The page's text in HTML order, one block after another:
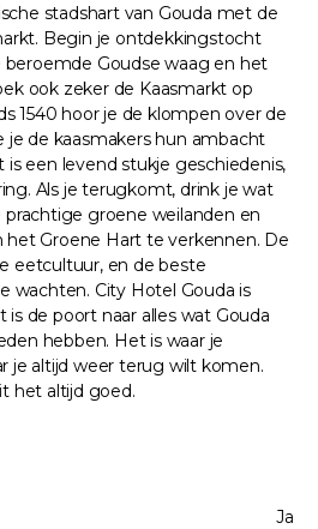
stadshart van Gouda met de
Begin je ontdekkingstocht
Goudse waag en het
ook zeker de Kaasmarkt op
1540 hoor je de klompen over de
je de kaasmakers hun ambacht
een levend stukje geschiedenis,
Als je terugkomt, drink je wat
groene weilanden en
Groene Hart te verkennen. De
eetcultuur, en de beste
wachten. City Hotel Gouda is
de poort naar alles wat Gouda
hebben. Het is waar je
je altijd weer terug wilt komen.
het altijd goed.
Ja